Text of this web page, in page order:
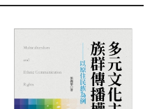
，以利核銷作業。
，請於三日內至郵局填寫
訂購者大名一致，以利